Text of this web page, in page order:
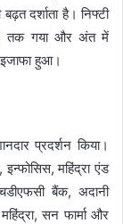
दर्शाता है। निफ्टी
तक गया और अंत में
हुआ।
प्रदर्शन किया।
महिंद्रा एंड
बैंक, अदानी
सन फार्मा और